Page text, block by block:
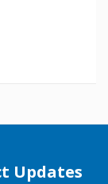
Updates